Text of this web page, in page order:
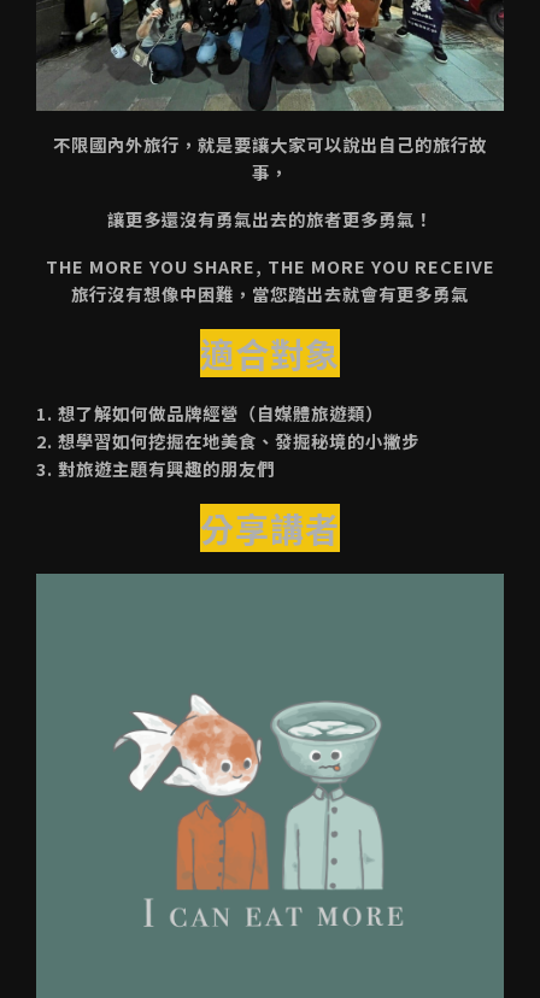
不限國內外旅行，就是要讓大家可以說出自己的旅行故
事，
讓更多還沒有勇氣出去的旅者更多勇氣！
THE MORE YOU SHARE, THE MORE YOU RECEIVE
旅行沒有想像中困難，當您踏出去就會有更多勇氣
適合對象
1. 想了解如何做品牌經營（自媒體旅遊類）
2. 想學習如何挖掘在地美食、發掘秘境的小撇步
3. 對旅遊主題有興趣的朋友們
分享講者